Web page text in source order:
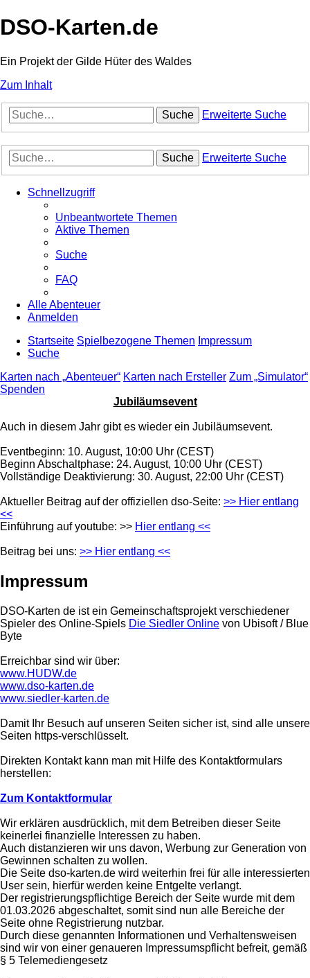
DSO-Karten.de
Ein Projekt der Gilde Hüter des Waldes
Zum Inhalt
Suche Erweiterte Suche
Suche Erweiterte Suche
Schnellzugriff
Unbeantwortete Themen
Aktive Themen
Suche
FAQ
Alle Abenteuer
Anmelden
Startseite Spielbezogene Themen Impressum
Suche
Karten nach „Abenteuer“ Karten nach Ersteller Zum „Simulator“
Spenden
Jubiläumsevent
Auch in diesem Jahr gibt es wieder ein Jubiläumsevent.
Eventbeginn: 10. August, 10:00 Uhr (CEST)
Beginn Abschaltphase: 24. August, 10:00 Uhr (CEST)
Vollständige Deaktivierung: 30. August, 22:00 Uhr (CEST)
Aktueller Beitrag auf der offiziellen dso-Seite: >> Hier entlang
<<
Einführung auf youtube: >> Hier entlang <<
Beitrag bei uns: >> Hier entlang <<
Impressum
DSO-Karten de ist ein Gemeinschaftsprojekt verschiedener
Spieler des Online-Spiels Die Siedler Online von Ubisoft / Blue
Byte
Erreichbar sind wir über:
www.HUDW.de
www.dso-karten.de
www.siedler-karten.de
Damit Ihr Besuch auf unseren Seiten sicher ist, sind alle unsere
Seiten https-verschlüsselt.
Direkten Kontakt kann man mit Hilfe des Kontaktformulars
herstellen:
Zum Kontaktformular
Wir erklären ausdrücklich, mit dem Betreiben dieser Seite
keinerlei finanzielle Interessen zu haben.
Auch distanzieren wir uns davon, Werbung zur Generation von
Gewinnen schalten zu wollen.
Die Seite dso-karten.de wird weiterhin frei für alle interessierten
User sein, hierfür werden keine Entgelte verlangt.
Der registrierungspflichtige Bereich der Seite wurde mit dem
01.03.2026 abgeschaltet, somit sind nun alle Bereiche der
Seite ohne Registrierung nutzbar.
Durch diese genannten Informationen und Verhaltensweisen
sind wir von einer genaueren Impressumspflicht befreit, gemäß
§ 5 Telemediengesetz